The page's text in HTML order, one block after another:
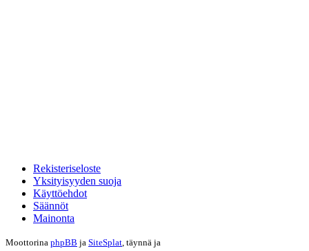
Rekisteriseloste
Yksityisyyden suoja
Käyttöehdot
Säännöt
Mainonta
Moottorina phpBB ja SiteSplat , täynnä ja